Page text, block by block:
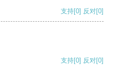
支持[0] 反对[0]
支持[0] 反对[0]